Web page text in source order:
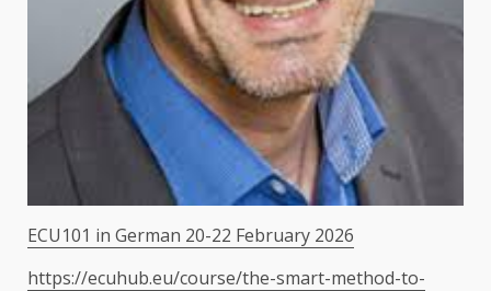
ECU101 in German 20-22 February 2026
https://ecuhub.eu/course/the-smart-method-to-